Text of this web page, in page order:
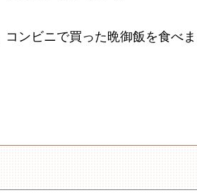
ンビニで買った晩御飯を食べま